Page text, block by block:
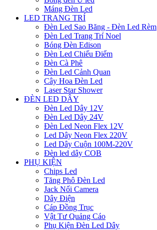
Máng Đèn Led
LED TRANG TRÍ
Đèn Led Sao Băng - Đèn Led Rèm
Đèn Led Trang Trí Noel
Bóng Đèn Edison
Đèn Led Chiếu Điểm
Đèn Cà Phê
Đèn Led Cảnh Quan
Cây Hoa Đèn Led
Laser Star Shower
ĐÈN LED DÂY
Đèn Led Dây 12V
Đèn Led Dây 24V
Đèn Led Neon Flex 12V
Led Dây Neon Flex 220V
Led Dây Cuộn 100M-220V
Đèn led dây COB
PHỤ KIỆN
Chips Led
Tăng Phô Đèn Led
Jack Nối Camera
Dây Điện
Cáp Đồng Trục
Vật Tư Quảng Cáo
Phụ Kiện Đèn Led Dây